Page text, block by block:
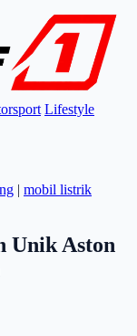
Lifestyle
| mobil listrik
Unik Aston